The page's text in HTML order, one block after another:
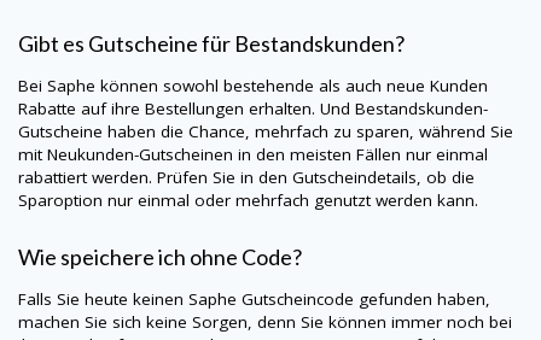
Gibt es Gutscheine für Bestandskunden?
Bei Saphe können sowohl bestehende als auch neue Kunden
Rabatte auf ihre Bestellungen erhalten. Und Bestandskunden-
Gutscheine haben die Chance, mehrfach zu sparen, während Sie
mit Neukunden-Gutscheinen in den meisten Fällen nur einmal
rabattiert werden. Prüfen Sie in den Gutscheindetails, ob die
Sparoption nur einmal oder mehrfach genutzt werden kann.
Wie speichere ich ohne Code?
Falls Sie heute keinen Saphe Gutscheincode gefunden haben,
machen Sie sich keine Sorgen, denn Sie können immer noch bei